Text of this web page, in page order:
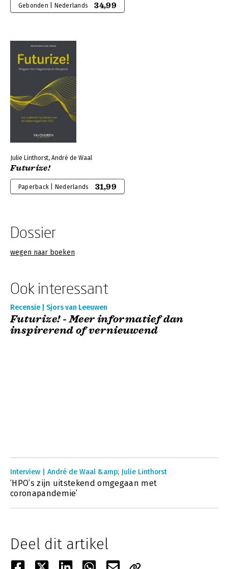
Gebonden | Nederlands 34,99
Julie Linthorst, André de Waal
Futurize!
Paperback | Nederlands 31,99
Dossier
wegen naar boeken
Ook interessant
Recensie | Sjors van Leeuwen
Futurize! - Meer informatief dan
inspirerend of vernieuwend
Interview | André de Waal &amp; Julie Linthorst
‘HPO’s zijn uitstekend omgegaan met
coronapandemie’
Deel dit artikel